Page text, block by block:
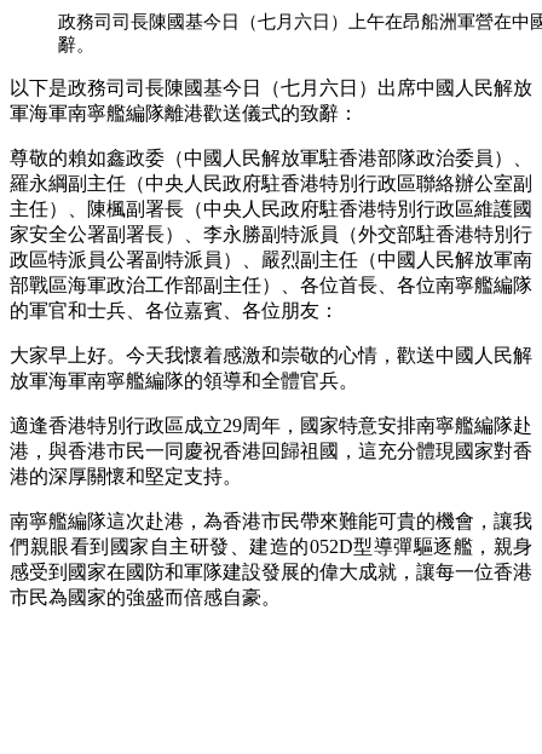
政務司司長陳國基今日（七月六日）上午在昂船洲軍營在中
辭。
以下是政務司司長陳國基今日（七月六日）出席中國人民解放
軍海軍南寧艦編隊離港歡送儀式的致辭：
尊敬的賴如鑫政委（中國人民解放軍駐香港部隊政治委員）、
羅永綱副主任（中央人民政府駐香港特別行政區聯絡辦公室副
主任）、陳楓副署長（中央人民政府駐香港特別行政區維護國
家安全公署副署長）、李永勝副特派員（外交部駐香港特別行
政區特派員公署副特派員）、嚴烈副主任（中國人民解放軍南
部戰區海軍政治工作部副主任）、各位首長、各位南寧艦編隊
的軍官和士兵、各位嘉賓、各位朋友：
大家早上好。今天我懷着感激和崇敬的心情，歡送中國人民解
放軍海軍南寧艦編隊的領導和全體官兵。
適逢香港特別行政區成立29周年，國家特意安排南寧艦編隊赴
港，與香港市民一同慶祝香港回歸祖國，這充分體現國家對香
港的深厚關懷和堅定支持。
南寧艦編隊這次赴港，為香港市民帶來難能可貴的機會，讓我
們親眼看到國家自主研發、建造的052D型導彈驅逐艦，親身
感受到國家在國防和軍隊建設發展的偉大成就，讓每一位香港
市民為國家的強盛而倍感自豪。